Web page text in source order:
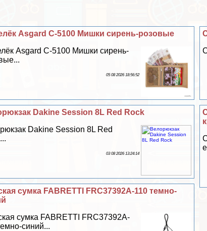
Asgard С-5100 Мишки сирень-розовые
Asgard С-5100 Мишки сирень-
05 08 2026 18:56:52
Dakine Session 8L Red Rock
Dakine Session 8L Red
03 08 2026 13:24:14
сумка FABRETTI FRC37392A-110 темно-
сумка FABRETTI FRC37392A-
синий...